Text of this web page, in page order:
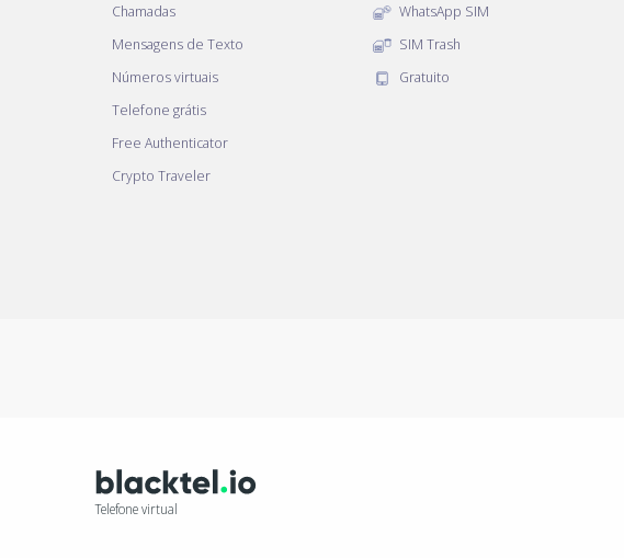
Chamadas
Mensagens de Texto
Números virtuais
Telefone grátis
Free Authenticator
Crypto Traveler
WhatsApp SIM
SIM Trash
Gratuito
Telefone virtual